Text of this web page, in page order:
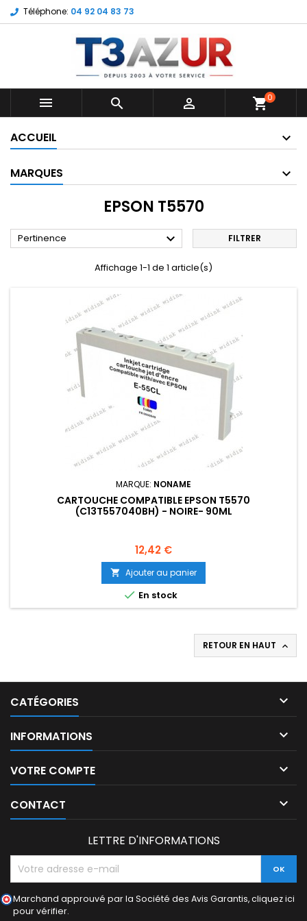
Téléphone: 04 92 04 83 73
   shopping_cart0
ACCUEIL
MARQUES
EPSON T5570
Pertinence  FILTRER
Affichage 1-1 de 1 article(s)
MARQUE: NONAME
CARTOUCHE COMPATIBLE EPSON T5570
(C13T557040BH) - NOIRE- 90ML
Prix
12,42 €
 Ajouter au panier
 En stock
RETOUR EN HAUT 
CATÉGORIES 
INFORMATIONS 
VOTRE COMPTE 
CONTACT 
LETTRE D'INFORMATIONS
Marchand approuvé par la Société des Avis Garantis,cliquez ici
pour vérifier.